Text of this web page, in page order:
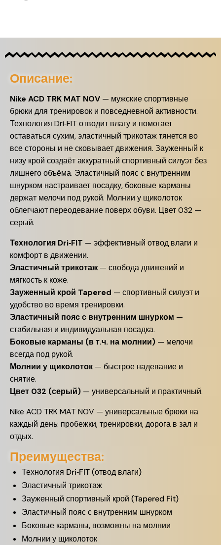
Описание:
Nike ACD TRK MAT NOV — мужские спортивные
брюки для тренировок и повседневной активности.
Технология Dri‑FIT отводит влагу и помогает
оставаться сухим, эластичный трикотаж тянется во
все стороны и не сковывает движения. Зауженный к
низу крой создаёт аккуратный спортивный силуэт без
лишнего объёма. Эластичный пояс с внутренним
шнурком настраивает посадку, боковые карманы
держат мелочи под рукой. Молнии у щиколоток
облегчают переодевание поверх обуви. Цвет 032 —
серый.
Технология Dri‑FIT — эффективный отвод влаги и
комфорт в движении.
Эластичный трикотаж— свобода движений и
мягкость к коже.
Зауженный крой Tapered — спортивный силуэт и
удобство во время тренировки.
Эластичный пояс с внутренним шнурком —
стабильная и индивидуальная посадка.
Боковые карманы (в т.ч. на молнии) — мелочи
всегда под рукой.
Молнии у щиколоток — быстрое надевание и
снятие.
Цвет 032 (серый) — универсальный и практичный.
Nike ACD TRK MAT NOV — универсальные брюки на
каждый день: пробежки, тренировки, дорога в зал и
отдых.
Преимущества:
Технология Dri‑FIT (отвод влаги)
Эластичный трикотаж
Зауженный спортивный крой (Tapered Fit)
Эластичный пояс с внутренним шнурком
Боковые карманы, возможны на молнии
Молнии у щиколоток